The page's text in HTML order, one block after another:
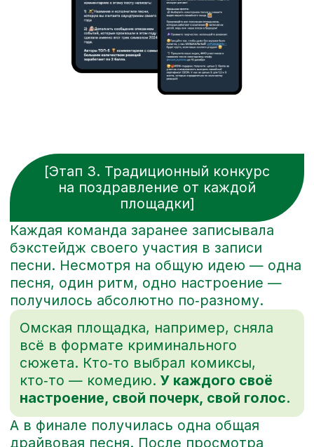
Рост горизонтальных связей
между площадками
люди начали активнее
взаимодействовать между регионами
Выросшая вовлеченность
и продвижение ценностей
компании
Люди участвовали, влияли, создавали
и действовали в соответствии
с главными принципами компании.